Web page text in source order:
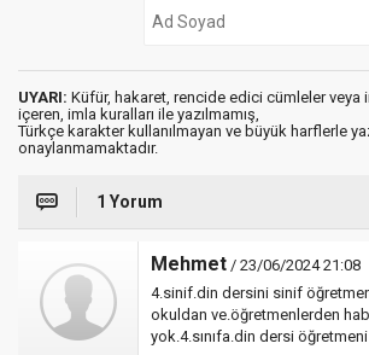
UYARI: Küfür, hakaret, rencide edici cümleler veya
içeren, imla kuralları ile yazılmamış,
Türkçe karakter kullanılmayan ve büyük harflerle
onaylanmamaktadır.
1 Yorum
Mehmet / 23/06/2024 21:08
4.sinif.din dersini sinif
okuldan ve.öğretmenlerden
yok.4.sınıfa.din dersi